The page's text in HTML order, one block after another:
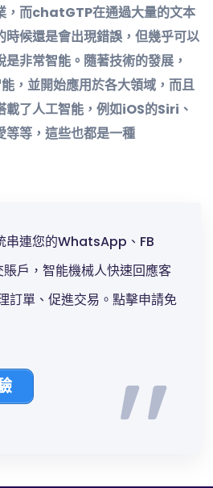
，而chatGTP在通過大量的文本
時候還是會出現錯誤，但幾乎可以
非常智能。隨著技術的發展，
，並開始應用於各大領域，而且
載了人工智能，例如iOS的Siri、
等等，這些也都是一種
連您的WhatsApp、FB
戶，智能機械人快速回應客
訂單、促進交易。點擊申請免